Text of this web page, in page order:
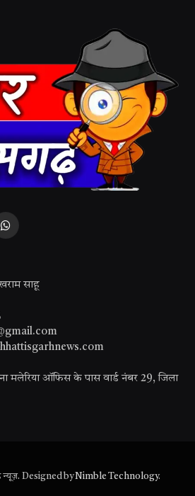
WhatsApp
साहू
मलेरिया ऑफिस के पास वार्ड नंबर 29, जिला
Designed by Nimble Technology.